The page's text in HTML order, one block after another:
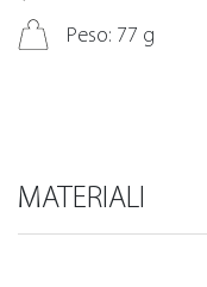
Peso: 77 g
MATERIALI